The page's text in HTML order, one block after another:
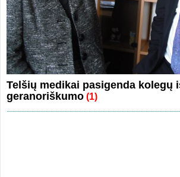
Telšių medikai pasigenda kolegų
geranoriškumo (1)